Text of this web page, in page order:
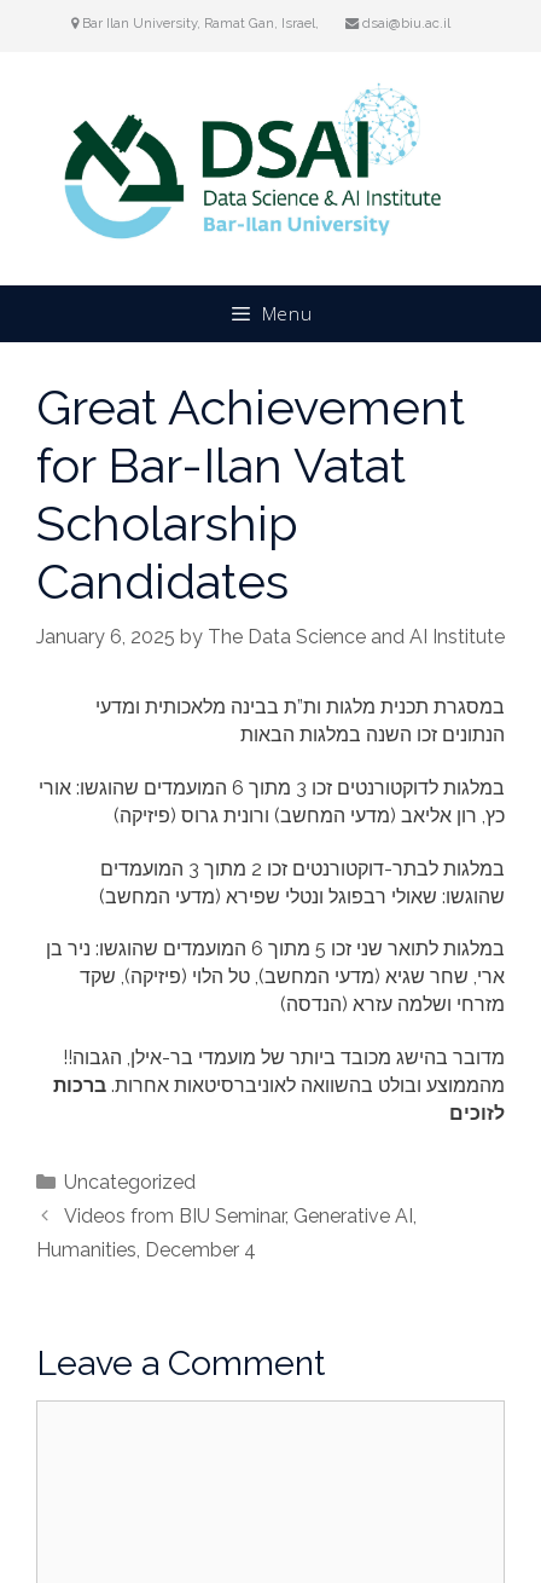
Bar Ilan University, Ramat Gan, Israel, dsai@biu.ac.il
Menu
Great Achievement
for Bar-Ilan Vatat
Scholarship
Candidates
January 6, 2025 by The Data Science and AI Institute
במסגרת תכנית מלגות ות”ת בבינה מלאכותית ומדעי
הנתונים זכו השנה במלגות הבאות
במלגות לדוקטורנטים זכו 3 מתוך 6 המועמדים שהוגשו: אורי
כץ, רון אליאב (מדעי המחשב) ורונית גרוס (פיזיקה)
במלגות לבתר-דוקטורנטים זכו 2 מתוך 3 המועמדים
שהוגשו: שאולי רבפוגל ונטלי שפירא (מדעי המחשב)
במלגות לתואר שני זכו 5 מתוך 6 המועמדים שהוגשו: ניר בן
ארי, שחר שגיא (מדעי המחשב), טל הלוי (פיזיקה), שקד
מזרחי ושלמה עזרא (הנדסה)
!!מדובר בהישג מכובד ביותר של מועמדי בר-אילן, הגבוה
מהממוצע ובולט בהשוואה לאוניברסיטאות אחרות. ברכות
לזוכים
Categories
Uncategorized
Videos from BIU Seminar, Generative AI,
Humanities, December 4
Leave a Comment